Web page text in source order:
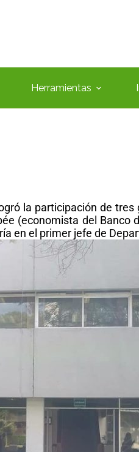
Herramientas
la participación de
(economista del
en el primer jefe de